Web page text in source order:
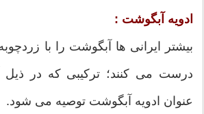
ادویه آبگوشت :
بیشتر ایرانی ها آبگوشت را با
درست می کنند؛ ترکیبی که در ذیل
عنوان ادویه آبگوشت توصیه می شود.